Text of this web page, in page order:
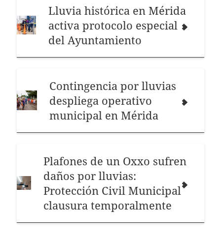
Lluvia histórica en Mérida
activa protocolo especial
del Ayuntamiento
Contingencia por lluvias
despliega operativo
municipal en Mérida
Plafones de un Oxxo sufren
daños por lluvias:
Protección Civil Municipal
clausura temporalmente